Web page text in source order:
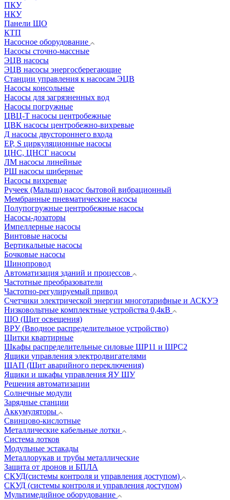
ПКУ
НКУ
Панели ЩО
КТП
Насосное оборудование
Насосы сточно-массные
ЭЦВ насосы
ЭЦВ насосы энергосберегающие
Станции управления к насосам ЭЦВ
Насосы консольные
Насосы для загрязненных вод
Насосы погружные
ЦВЦ-Т насосы центробежные
ЦВК насосы центробежно-вихревые
Д насосы двустороннего входа
EP, S циркуляционные насосы
ЦНС, ЦНСГ насосы
ЛМ насосы линейные
РШ насосы шиберные
Насосы вихревые
Ручеек (Малыш) насос бытовой вибрационный
Мембранные пневматические насосы
Полупогружные центробежные насосы
Насосы-дозаторы
Импеллерные насосы
Винтовые насосы
Вертикальные насосы
Бочковые насосы
Шинопровод
Автоматизация зданий и процессов
Частотные преобразователи
Частотно-регулируемый привод
Счетчики электрической энергии многотарифные и АСКУЭ
Низковольтные комплектные устройства 0,4кВ
ЩО (Щит освещения)
ВРУ (Вводное распределительное устройство)
Щитки квартирные
Шкафы распределительные силовые ШР11 и ШРС2
Ящики управления электродвигателями
ЩАП (Щит аварийного переключения)
Ящики и шкафы управления ЯУ ШУ
Решения автоматизации
Солнечные модули
Зарядные станции
Аккумуляторы
Свинцово-кислотные
Металлические кабельные лотки
Система лотков
Модульные эстакады
Металлорукав и трубы металлические
Защита от дронов и БПЛА
СКУД(системы контроля и управления доступом)
СКУД (системы контроля и управления доступом)
Мультимедийное оборудование